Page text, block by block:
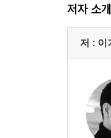
자신에게
원래 그런
한 해의 마
부모와 자
애지욕기
2부글(文
저자 소개
저 : 이